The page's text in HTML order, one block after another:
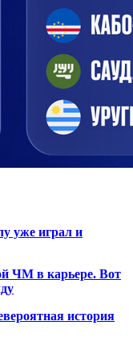
уже играл и
ЧМ в карьере. Вот
история